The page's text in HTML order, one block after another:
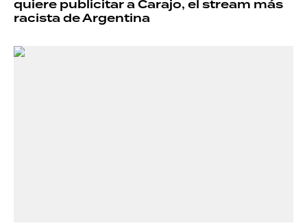
quiere publicitar a Carajo, el stream más
racista de Argentina